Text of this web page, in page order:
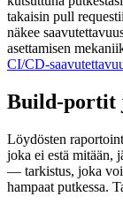
takaisin pull
näkee
asettamisen
CI/CD-
Build-portit
Löydösten
joka ei estä mitään,
— tarkistus, joka voi
hampaat putkessa.